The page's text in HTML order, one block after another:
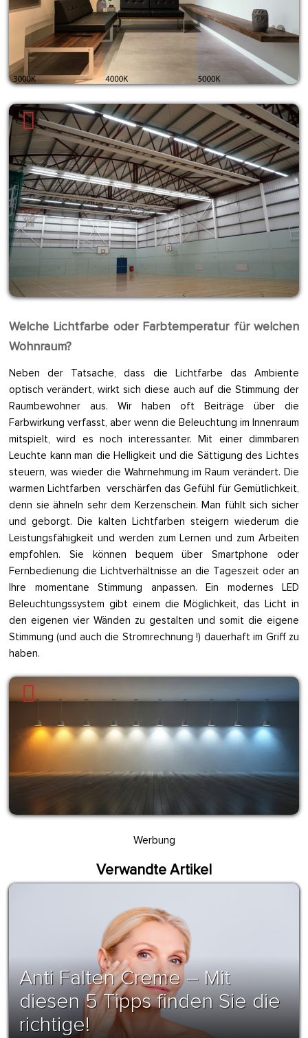
Welche Lichtfarbe oder Farbtemperatur für welchen
Wohnraum?
Neben der Tatsache, dass die Lichtfarbe das Ambiente
optisch verändert, wirkt sich diese auch auf die Stimmung der
Raumbewohner aus. Wir haben oft Beiträge über die
Farbwirkung verfasst, aber wenn die Beleuchtung im Innenraum
mitspielt, wird es noch interessanter. Mit einer dimmbaren
Leuchte kann man die Helligkeit und die Sättigung des Lichtes
steuern, was wieder die Wahrnehmung im Raum verändert. Die
warmen Lichtfarben verschärfen das Gefühl für Gemütlichkeit,
denn sie ähneln sehr dem Kerzenschein. Man fühlt sich sicher
und geborgt. Die kalten Lichtfarben steigern wiederum die
Leistungsfähigkeit und werden zum Lernen und zum Arbeiten
empfohlen. Sie können bequem über Smartphone oder
Fernbedienung die Lichtverhältnisse an die Tageszeit oder an
Ihre momentane Stimmung anpassen. Ein modernes LED
Beleuchtungssystem gibt einem die Möglichkeit, das Licht in
den eigenen vier Wänden zu gestalten und somit die eigene
Stimmung (und auch die Stromrechnung !) dauerhaft im Griff zu
haben.
Werbung
Verwandte Artikel
Anti Falten Creme – Mit
diesen 5 Tipps finden Sie die
richtige!